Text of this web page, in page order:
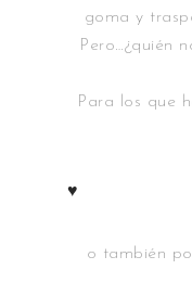
goma y
Pero…¿quién
Para los que
♥
o también